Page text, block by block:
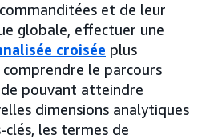
et de leur
globale, effectuer une
croisée plus
le parcours
pouvant atteindre
dimensions analytiques
les termes de